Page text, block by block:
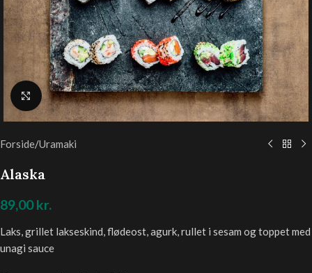
Klik for at forstørre
Forside/Uramaki
Alaska
89,00kr.
Laks, grillet lakseskind, flødeost, agurk, rullet i sesam og toppet med
unagi sauce